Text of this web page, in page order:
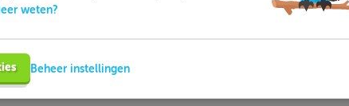
het
weten?
Beheer instellingen